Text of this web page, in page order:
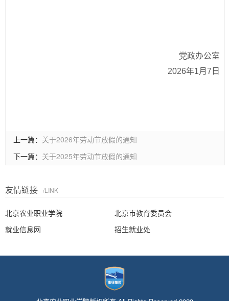
党政办公室
2026年1月7日
上一篇： 关于2026年劳动节放假的通知
下一篇： 关于2025年劳动节放假的通知
友情链接 /LINK
北京农业职业学院
北京市教育委员会
就业信息网
招生就业处